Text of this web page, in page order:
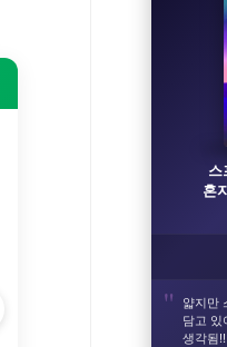
스
혼
얇지만
담고 있
생각됨!!